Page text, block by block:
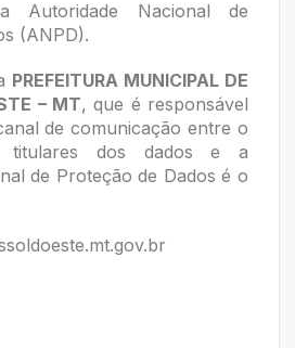
Autoridade Nacional de
(ANPD).
PREFEITURA MUNICIPAL DE
– MT, que é responsável
de comunicação entre o
titulares dos dados e a
de Proteção de Dados é o